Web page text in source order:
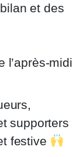
et des
l’après-midi
supporters
festive